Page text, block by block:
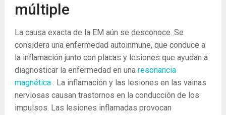
múltiple
La causa exacta de la EM aún se desconoce. Se
considera una enfermedad autoinmune, que conduce a
la inflamación junto con placas y lesiones que ayudan a
diagnosticar la enfermedad en una resonancia
magnética. La inflamación y las lesiones en las vainas
nerviosas causan trastornos en la conducción de los
impulsos. Las lesiones inflamadas provocan